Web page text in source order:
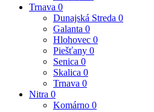
Trnava 0
Dunajská Streda 0
Galanta 0
Hlohovec 0
Piešťany 0
Senica 0
Skalica 0
Trnava 0
Nitra 0
Komárno 0